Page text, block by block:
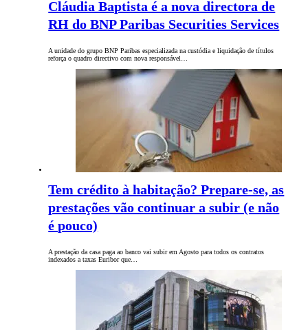
Cláudia Baptista é a nova directora de
RH do BNP Paribas Securities Services
A unidade do grupo BNP Paribas especializada na custódia e liquidação de títulos
reforça o quadro directivo com nova responsável…
Tem crédito à habitação? Prepare-se, as
prestações vão continuar a subir (e não
é pouco)
A prestação da casa paga ao banco vai subir em Agosto para todos os contratos
indexados a taxas Euribor que…